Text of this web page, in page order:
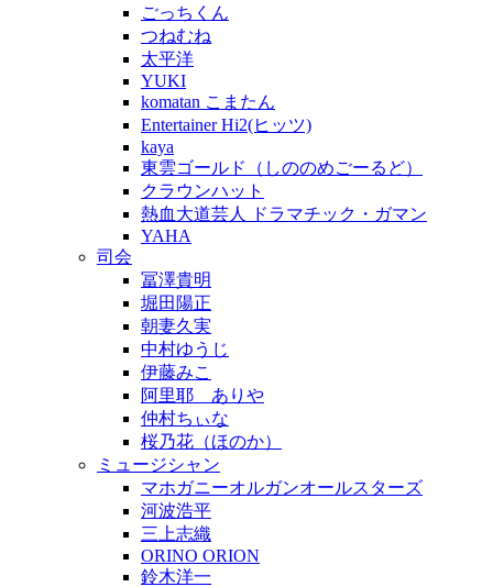
ごっちくん
つねむね
太平洋
YUKI
komatan こまたん
Entertainer Hi2(ヒッツ)
kaya
東雲ゴールド（しののめごーるど）
クラウンハット
熱血大道芸人 ドラマチック・ガマン
YAHA
司会
冨澤貴明
堀田陽正
朝妻久実
中村ゆうじ
伊藤みこ
阿里耶 ありや
仲村ちぃな
桜乃花（ほのか）
ミュージシャン
マホガニーオルガンオールスターズ
河波浩平
三上志織
ORINO ORION
鈴木洋一